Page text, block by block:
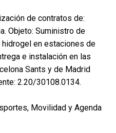
de contratos de:
Objeto: Suministro de
en estaciones de
e instalación en las
Sants y de Madrid
2.20/30108.0134.
Movilidad y Agenda